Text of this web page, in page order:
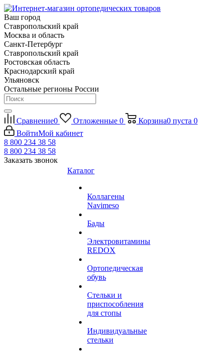
Ваш город
Ставропольский край
Москва и область
Санкт-Петербург
Ставропольский край
Ростовская область
Краснодарский край
Ульяновск
Остальные регионы России
Сравнение0 Отложенные 0 Корзина0 пуста 0
ВойтиМой кабинет
8 800 234 38 58
8 800 234 38 58
Заказать звонок
Каталог
Коллагены
Navimeso
Бады
Электровитамины
REDOX
Ортопедическая
обувь
Стельки и
приспособления
для стопы
Индивидуальные
стельки